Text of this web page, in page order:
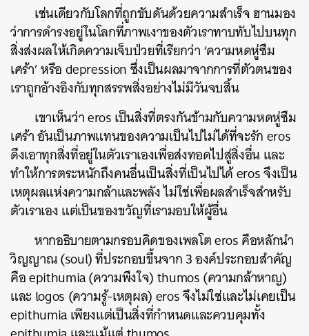
เช่นเดียวกับโลกที่ถูกขับดันด้วยความสำเร็จ ฮานมอง
ว่าการดำรงอยู่ในโลกที่ภาพเงาของตัวเราทาบทับไปบนทุก
สิ่งส่งผลให้เกิดความเจ็บป่วยที่เรียกว่า ‘ความหดหู่ซึม
เศร้า’ หรือ depression ซึ่งเป็นผลมาจากการที่ตัวตนของ
เราถูกอ้างอิงกับทุกสรรพสิ่งอย่างไม่มีวันจบสิ้น
เขาเห็นว่า eros เป็นสิ่งที่ตรงกันข้ามกับความหดหู่ซึม
เศร้าอันเป็นภาพแทนของความเป็นไปไม่ได้ที่จะรักeros
ดึงเอาทุกสิ่งที่อยู่ในตัวเราเองเพื่อส่งทอดไปสู่สิ่งอื่น และ
ทำให้การตระหนักถึงคนอื่นเป็นสิ่งที่เป็นไปได้ eros จึงเป็น
เหตุผลแห่งความกล้าและพลัง ไม่ใช่เพื่อผลสำเร็จสำหรับ
ตัวเราเอง แต่เป็นของขวัญที่เรามอบให้ผู้อื่น
หากอธิบายตามกรอบคิดของเพลโต eros คือหลักนำ
วิญญาณ (soul) ที่ประกอบขึ้นจาก 3 องค์ประกอบสำคัญ
คือ epithumia (ความพึงใจ) thumos (ความกล้าหาญ)
และ logos (ความรู้-เหตุผล) eros จึงไม่ใช่และไม่เคยเป็น
epithumia เพียงแต่เป็นสิ่งที่กำหนดและควบคุมทั้ง